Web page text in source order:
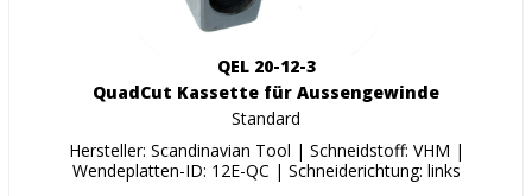
QEL 20-12-3
QuadCut Kassette für Aussengewinde
Standard
Hersteller: Scandinavian Tool | Schneidstoff: VHM |
Wendeplatten-ID: 12E-QC | Schneiderichtung: links